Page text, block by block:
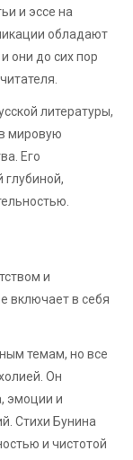
и эссе на
обладают
они до сих пор
литературы,
мировую
Его
и
включает в себя
темам, но все
Он
эмоции и
Стихи Бунина
и чистотой